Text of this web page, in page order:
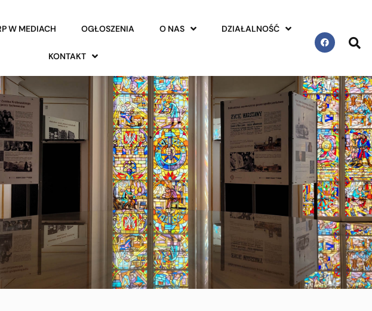
W MEDIACH OGŁOSZENIA O NAS DZIAŁALNOŚĆ
KONTAKT